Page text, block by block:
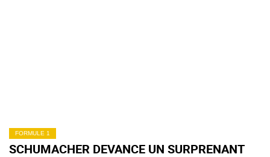
FORMULE 1
SCHUMACHER DEVANCE UN SURPRENANT